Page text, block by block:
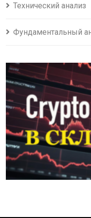
Технический анализ
Фундаментальный